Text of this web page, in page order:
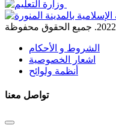
2022
الشروط و الأحكام
اشعار الخصوصية
أنظمة ولوائح
تواصل معنا